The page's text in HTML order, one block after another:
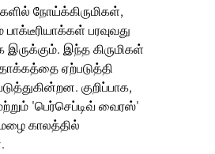
நோய்க்கிருமிகள்,
பரவுவது
இருக்கும். இந்த கிருமிகள்
ஏற்படுத்தி
குறிப்பாக,
'பெர்செப்டிவ் வைரஸ்'
காலத்தில்